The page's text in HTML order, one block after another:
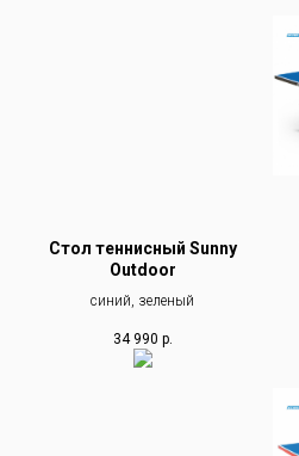
Стол теннисный Sunny
Outdoor
синий, зеленый
34 990 р.